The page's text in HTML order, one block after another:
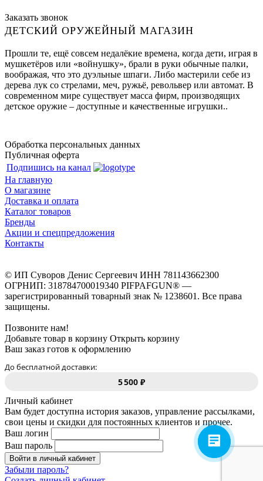
Заказать звонок
ДЕТСКИЙ ОРУЖЕЙНЫЙ МАГАЗИН
Прошли те, ещё совсем недалёкие времена, когда дети, играя в
мушкетёров или «войнушку», брали в руки обычные палки,
воображая, что это дуэльные шпаги. Либо мастерили себе из
дерева лук со стрелами, меч, ружьё, револьвер или автомат. В
современном мире существует масса фирм, производящих
детское оружие – доступные и качественные игрушки..
Обработка персональных данных
Публичная оферта
Подпишись на канал
На главную
О магазине
Доставка и оплата
Каталог товаров
Бренды
Акции и спецпредложения
Контакты
© ИП Суворов Денис Сергеевич ИНН 781143662300
ОГРНИП: 318784700019340 PIFPAFGUN® —
зарегистрированный товарный знак № 1238601. Все права
защищены.
Позвоните нам!
Добавьте товар в корзину Открыть корзину
Ваш заказ готов к оформлению
До бесплатной доставки:
5 500 ₽
Личный кабинет
Вам будет доступна история заказов, управление рассылками,
свои цены и скидки для постоянных клиентов и прочее.
Ваш логин
Ваш пароль
Войти в личный кабинет
Забыли пароль?